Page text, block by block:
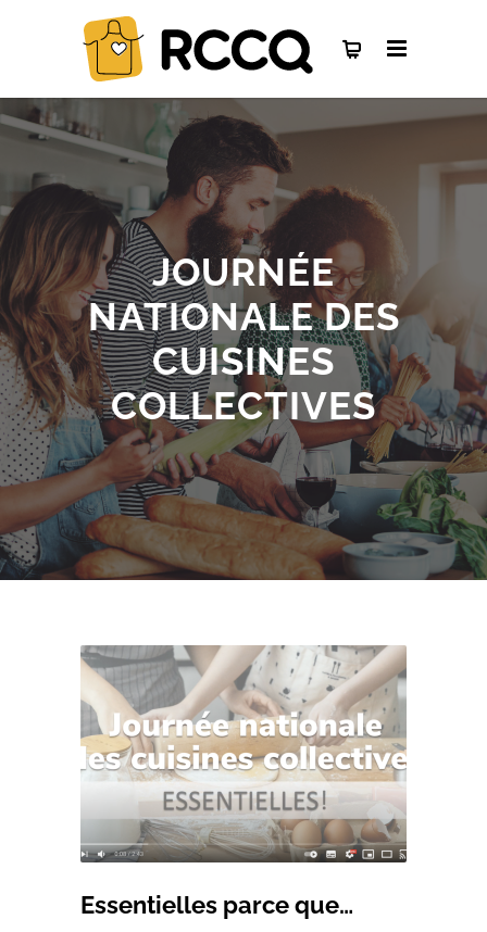
JOURNÉE
NATIONALE DES
CUISINES
COLLECTIVES
Essentielles parce que…